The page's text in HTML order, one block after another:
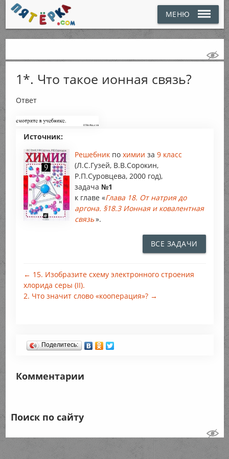
МЕНЮ
1*. Что такое ионная связь?
Ответ
Источник:
Решебник по химии за 9 класс
(Л.С.Гузей, В.В.Сорокин,
Р.П.Суровцева, 2000 год),
задача №1
к главе «Глава 18. От натрия до
аргона. §18.3 Ионная и ковалентная
связь».
ВСЕ ЗАДАЧИ
← 15. Изобразите схему электронного строения
хлорида серы (II).
2. Что значит слово «кооперация»? →
Поделитесь:
Комментарии
Поиск по сайту